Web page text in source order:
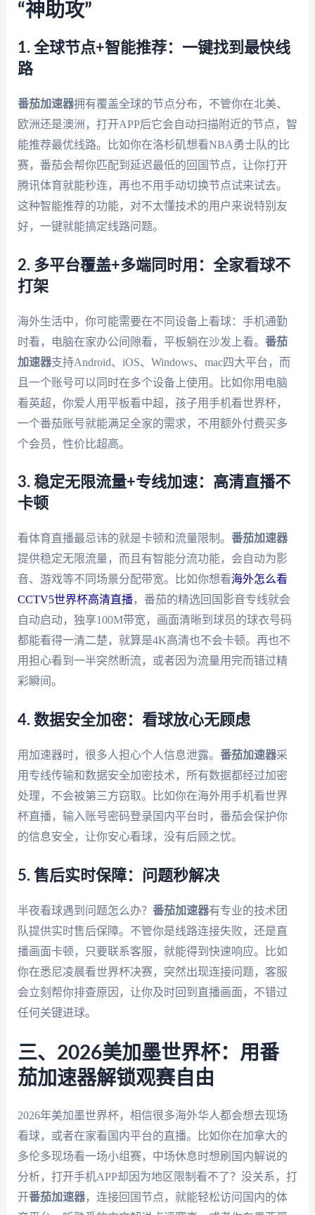
“神助攻”
1. 全球节点+智能推荐：一键找到最快线
路
番茄加速器拥有覆盖全球的节点分布，不管你在北美、
欧洲还是澳洲，打开APP后它会自动扫描附近的节点，智
能推荐最优线路。比如你在洛杉矶想看NBA勇士队的比
赛，番茄会帮你匹配到延迟最低的回国节点，让你打开
腾讯体育就能秒连，再也不用手动切换节点试来试去。
这种智能推荐的功能，对不太懂技术的用户来说特别友
好，一键就能搞定线路问题。
2. 多平台覆盖+多端同时用：全家看球不
打架
海外生活中，你可能需要在不同设备上看球：手机通勤
时看，电脑在家办公间隙看，平板躺在沙发上看。 番茄
加速器支持Android、iOS、Windows、mac四大平台，而
且一个账号可以同时在多个设备上使用。比如你用电脑
看英超，你爱人用平板看中超，孩子用手机看世界杯，
一个番茄账号就能满足全家的需求，不用额外付费买多
个会员，性价比超高。
3. 稳定无限流量+专线加速：高清直播不
卡顿
看体育直播最忌讳的就是卡顿和流量限制。 番茄加速器
提供稳定无限流量，而且有智能分流功能，会自动为影
音、游戏等不同场景分配带宽。比如你想看海外怎么看
CCTV5世界杯高清直播，番茄的精选回国影音专线就会
自动启动，独享100M带宽，画面清晰到球员的球衣号码
都能看得一清二楚，就算是4K高清也不会卡顿。再也不
用担心看到一半突然断流，或者因为流量用完而错过精
彩瞬间。
4. 数据安全加密：看球放心无顾虑
用加速器时，很多人担心个人信息泄露。 番茄加速器采
用专线传输和数据安全加密技术，所有数据都经过加密
处理，不会被第三方窃取。比如你在海外用手机看世界
杯直播，输入账号密码登录国内平台时，番茄会保护你
的信息安全，让你安心看球，没有后顾之忧。
5. 售后实时保障：问题秒解决
半夜看球遇到问题怎么办？ 番茄加速器有专业的技术团
队提供实时售后保障。不管你是线路连接失败，还是直
播画面卡顿，只要联系客服，就能得到快速响应。比如
你在悉尼凌晨看世界杯决赛，突然出现连接问题，客服
会立刻帮你排查原因，让你及时回到直播画面，不错过
任何关键进球。
三、2026美加墨世界杯：用番
茄加速器解锁观赛自由
2026年美加墨世界杯，相信很多海外华人都会想去现场
看球，或者在家看国内平台的直播。比如你在加拿大的
多伦多现场看一场小组赛，中场休息时想刷国内解说的
分析，打开手机APP却因为地区限制看不了？没关系，打
开番茄加速器，连接回国节点，就能轻松访问国内的体